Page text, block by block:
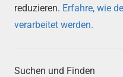
reduzieren. Erfahre, wie
verarbeitet werden.
Suchen und Finden